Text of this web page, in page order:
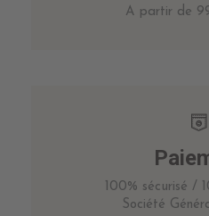
A partir de
100% sécurisé /
Société